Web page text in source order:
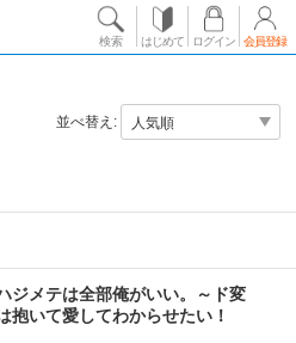
検索 はじめて ログイン 会員登録
並べ替え:
ジメテは全部俺がいい。～ド変
抱いて愛してわからせたい！